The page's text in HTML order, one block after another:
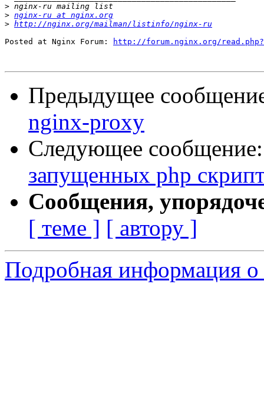
>
> nginx-ru at nginx.org
> http://nginx.org/mailman/listinfo/nginx-ru
Posted at Nginx Forum:
http://forum.nginx.org/
Предыдущее
nginx-proxy
Следующее
запущенных php
Сообщения,
[ теме ] [ автору ]
Подробная информация